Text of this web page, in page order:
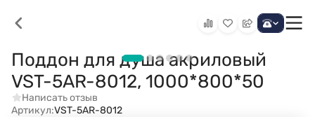
Поддон для душа акриловый
VST-5AR-8012, 1000*800*50
Написать отзыв
Артикул:VST-5AR-8012